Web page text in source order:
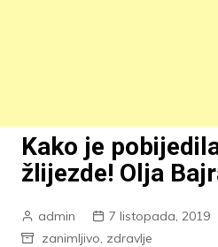
Kako je
žlijezde! Olja
admin 7 listopada, 2019
zanimljivo, zdravlje